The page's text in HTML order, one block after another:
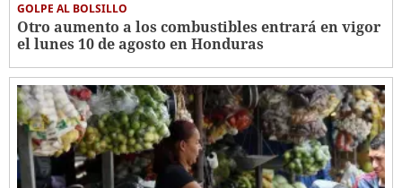
GOLPE AL BOLSILLO
Otro aumento a los combustibles entrará en vigor
el lunes 10 de agosto en Honduras